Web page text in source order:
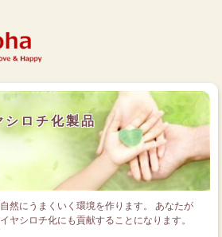
シロチ化製品
然にうまくいく環境を作ります。 あなたが
ヤシロチ化にも貢献することになります。